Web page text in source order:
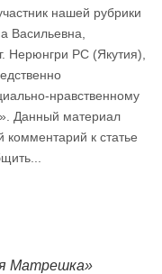
нашей рубрики
Васильевна,
РС (Якутия),
нравственному
Данный материал
комментарий к статье
Матрешка»